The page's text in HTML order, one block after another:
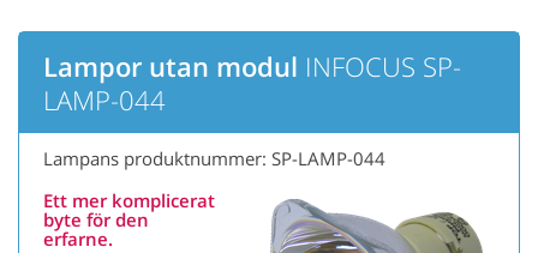
Lampor utan modul INFOCUS SP-
LAMP-044
Lampans produktnummer: SP-LAMP-044
Ett mer komplicerat
byte för den
erfarne.